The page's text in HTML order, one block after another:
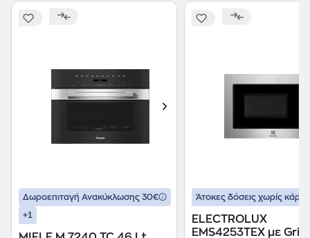
Δωροεπιταγή Ανακύκλωσης 30€
+1
Άτοκες δόσεις χωρίς κάρτα
ELECTROLUX
EMS4253TEX με Grill